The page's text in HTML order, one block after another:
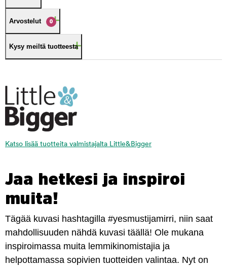
Arvostelut 0
Kysy meiltä tuotteesta
Katso lisää tuotteita valmistajalta Little&Bigger
Jaa hetkesi ja inspiroi
muita!
Tägää kuvasi hashtagilla #yesmustijamirri, niin saat
mahdollisuuden nähdä kuvasi täällä! Ole mukana
inspiroimassa muita lemmikinomistajia ja
helpottamassa sopivien tuotteiden valintaa. Nyt on